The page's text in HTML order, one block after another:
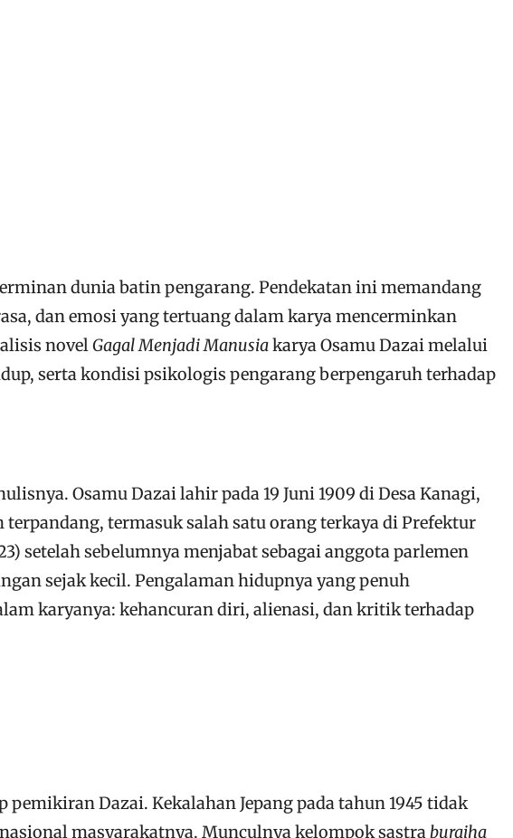
dunia batin pengarang. Pendekatan ini memandang
dan emosi yang tertuang dalam karya mencerminkan
novelGagal Menjadi Manusiakarya Osamu Dazai melalui
serta kondisi psikologis pengarang berpengaruh terhadap
Osamu Dazai lahir pada 19 Juni 1909 di Desa Kanagi,
termasuk salah satu orang terkaya di Prefektur
setelah sebelumnya menjabat sebagai anggota parlemen
sejak kecil. Pengalaman hidupnya yang penuh
karyanya: kehancuran diri, alienasi, dan kritik terhadap
Dazai. Kekalahan Jepang pada tahun 1945 tidak
masyarakatnya. Munculnya kelompok sastraburaiha